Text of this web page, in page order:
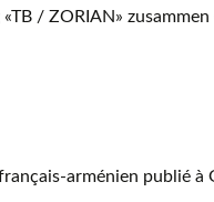
/ ZORIAN»
arménien publié à